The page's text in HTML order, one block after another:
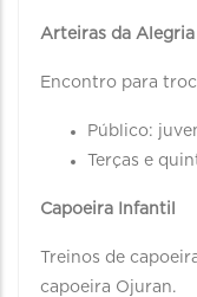
Arteiras da Alegria
Encontro para
Público:
Terças e
Capoeira Infantil
Treinos de
capoeira Ojuran.